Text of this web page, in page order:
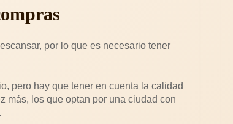
por lo que es necesario tener
pero hay que tener en cuenta la calidad
más, los que optan por una ciudad con